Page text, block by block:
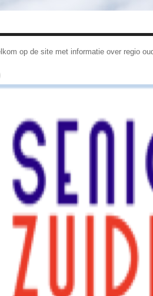
op de site met informatie over regio